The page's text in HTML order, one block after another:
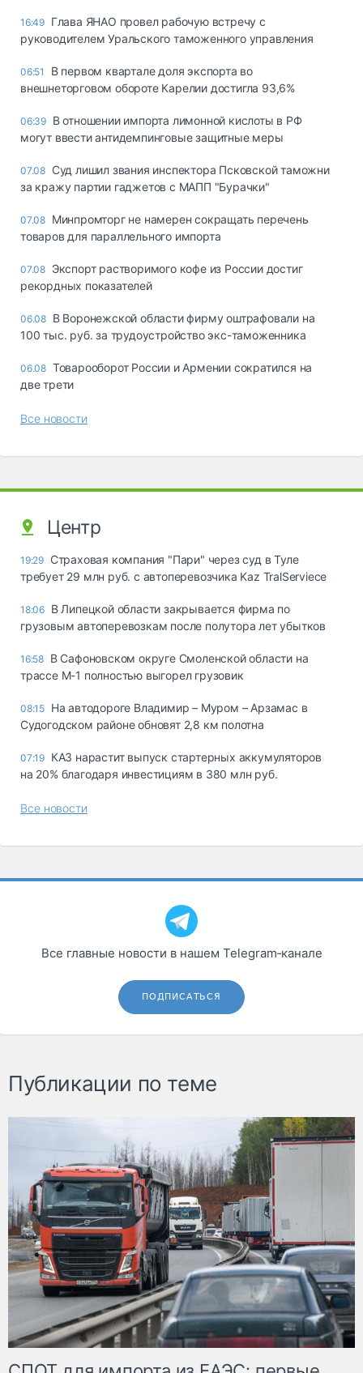
16:49 Глава ЯНАО провел рабочую встречу с
руководителем Уральского таможенного управления
06:51
В первом квартале доля экспорта во
внешнеторговом обороте Карелии достигла 93,6%
06:39 В отношении импорта лимонной кислоты в РФ
могут ввести антидемпинговые защитные меры
07.08 Суд лишил звания инспектора Псковской таможни
за кражу партии гаджетов с МАПП "Бурачки"
07.08 Минпромторг не намерен сокращать перечень
товаров для параллельного импорта
07.08 Экспорт растворимого кофе из России достиг
рекордных показателей
06.08 В Воронежской области фирму оштрафовали на
100 тыс. руб. за трудоустройство экс-таможенника
06.08 Товарооборот России и Армении сократился на
две трети
Все новости
Центр
19:29 Страховая компания "Пари" через суд в Туле
требует 29 млн руб. с автоперевозчика Kaz TralServiece
18:06 В Липецкой области закрывается фирма по
грузовым автоперевозкам после полутора лет убытков
16:58 В Сафоновском округе Смоленской области на
трассе М-1 полностью выгорел грузовик
08:15 На автодороге Владимир – Муром – Арзамас в
Судогодском районе обновят 2,8 км полотна
07:19 КАЗ нарастит выпуск стартерных аккумуляторов
на 20% благодаря инвестициям в 380 млн руб.
Все новости
Все главные новости в нашем Telegram‑канале
ПОДПИСАТЬСЯ
Публикации по теме